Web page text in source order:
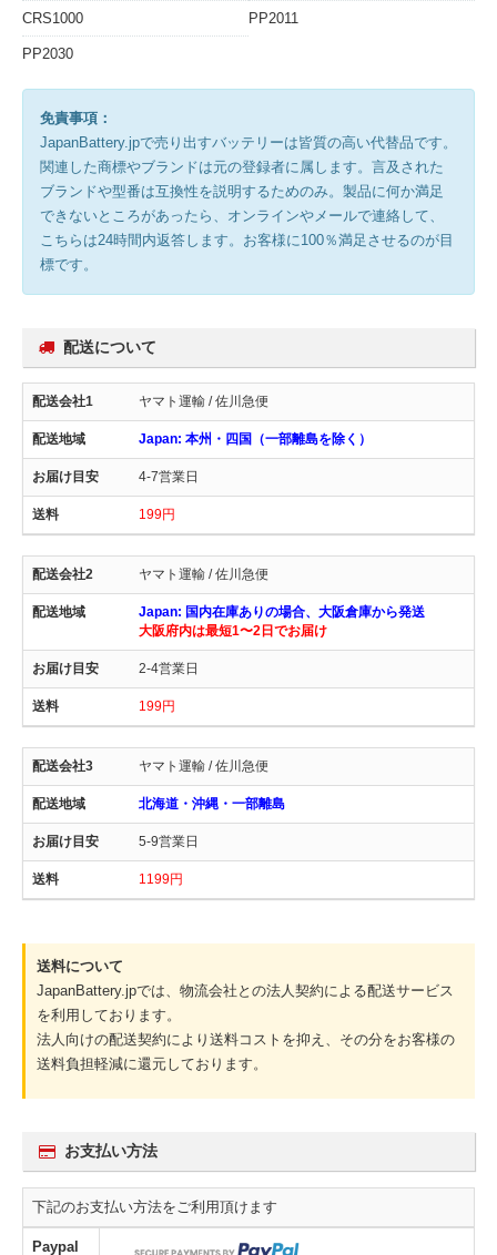
CRS1000 PP2011
PP2030
免責事項：
JapanBattery.jpで売り出すバッテリーは皆質の高い代替品です。
関連した商標やブランドは元の登録者に属します。言及された
ブランドや型番は互換性を説明するためのみ。製品に何か満足
できないところがあったら、オンラインやメールで連絡して、
こちらは24時間内返答します。お客様に100％満足させるのが目
標です。
配送について
ヤマト運輸 / 佐川急便
Japan: 本州・四国（一部離島を除く）
4-7営業日
199円
ヤマト運輸 / 佐川急便
Japan: 国内在庫ありの場合、大阪倉庫から発送
大阪府内は最短1〜2日でお届け
2-4営業日
199円
ヤマト運輸 / 佐川急便
北海道・沖縄・一部離島
5-9営業日
1199円
送料について
JapanBattery.jpでは、物流会社との法人契約による配送サービス
を利用しております。
法人向けの配送契約により送料コストを抑え、その分をお客様の
送料負担軽減に還元しております。
お支払い方法
下記のお支払い方法をご利用頂けます
Paypal